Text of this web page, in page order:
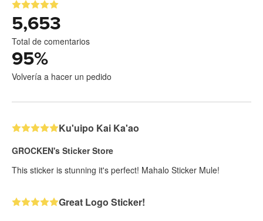
5,653
Total de comentarios
95%
Volvería a hacer un pedido
Ku'uipo Kai Ka'ao
GROCKEN's Sticker Store
This sticker is stunning it's perfect! Mahalo Sticker Mule!
Great Logo Sticker!